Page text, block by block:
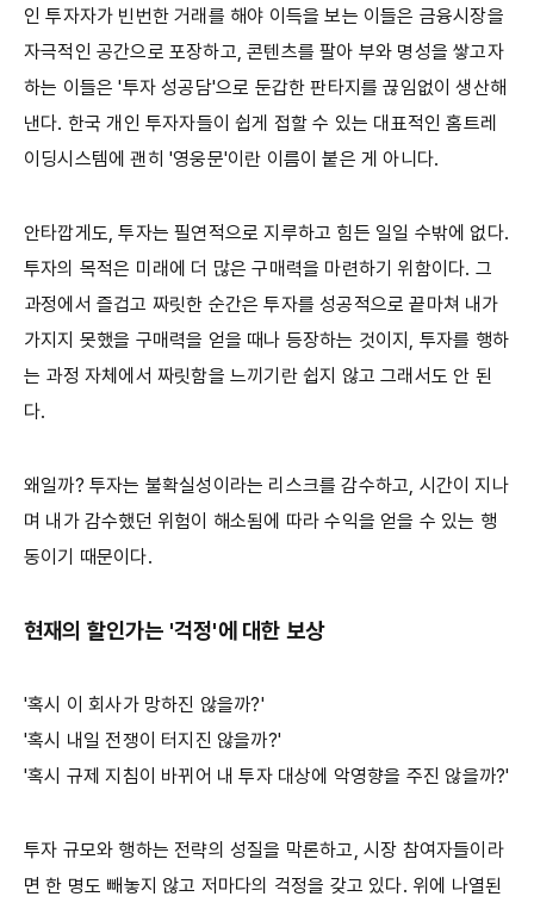
인 투자자가 빈번한 거래를 해야 이득을 보는 이들은 금융시장을
자극적인 공간으로 포장하고, 콘텐츠를 팔아 부와 명성을 쌓고자
하는 이들은 '투자 성공담'으로 둔갑한 판타지를 끊임없이 생산해
낸다. 한국 개인 투자자들이 쉽게 접할 수 있는 대표적인 홈트레
이딩시스템에 괜히 '영웅문'이란 이름이 붙은 게 아니다.
안타깝게도, 투자는 필연적으로 지루하고 힘든 일일 수밖에 없다.
투자의 목적은 미래에 더 많은 구매력을 마련하기 위함이다. 그
과정에서 즐겁고 짜릿한 순간은 투자를 성공적으로 끝마쳐 내가
가지지 못했을 구매력을 얻을 때나 등장하는 것이지, 투자를 행하
는 과정 자체에서 짜릿함을 느끼기란 쉽지 않고 그래서도 안 된
다.
왜일까? 투자는 불확실성이라는 리스크를 감수하고, 시간이 지나
며 내가 감수했던 위험이 해소됨에 따라 수익을 얻을 수 있는 행
동이기 때문이다.
현재의 할인가는 '걱정'에 대한 보상
'혹시 이 회사가 망하진 않을까?'
'혹시 내일 전쟁이 터지진 않을까?'
'혹시 규제 지침이 바뀌어 내 투자 대상에 악영향을 주진 않을까?'
투자 규모와 행하는 전략의 성질을 막론하고, 시장 참여자들이라
면 한 명도 빼놓지 않고 저마다의 걱정을 갖고 있다. 위에 나열된